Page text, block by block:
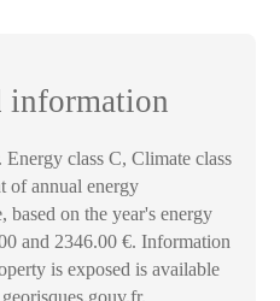
information
Energy class C, Climate class
of annual energy
based on the year's energy
and 2346.00 €. Information
is exposed is available